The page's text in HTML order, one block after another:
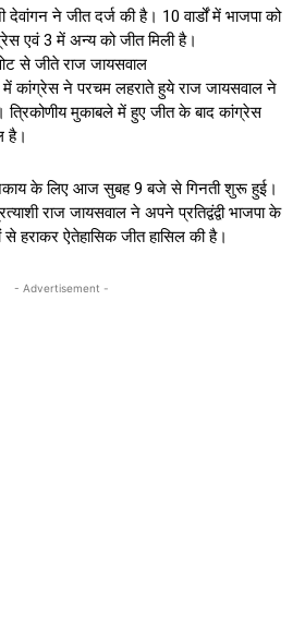
देवांगन ने जीत दर्ज की है। 10 वार्डों में भाजपा को
एवं 3 में अन्य को जीत मिली है।
से जीते राज जायसवाल
में कांग्रेस ने परचम लहराते हुये राज जायसवाल ने
त्रिकोणीय मुकाबले में हुए जीत के बाद कांग्रेस
है।
के लिए आज सुबह 9 बजे से गिनती शुरू हुई।
राज जायसवाल ने अपने प्रतिद्वंद्वी भाजपा के
हराकर ऐतेहासिक जीत हासिल की है।
- Advertisement -